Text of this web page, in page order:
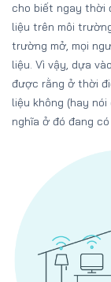
cho biết ngay thời
liệu trên môi
trường mở, mọi
liệu. Vì vậy, dựa
được rằng ở thời
liệu không (hay
nghĩa ở đó đang